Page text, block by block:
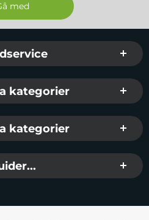
och länkar
kategorier
kategorier